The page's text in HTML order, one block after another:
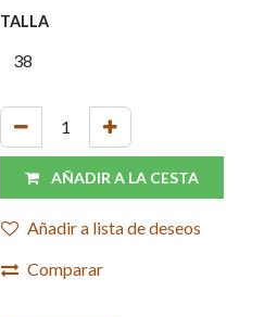
TALLA
AÑADIR A LA CESTA
Añadir a lista de deseos
Comparar